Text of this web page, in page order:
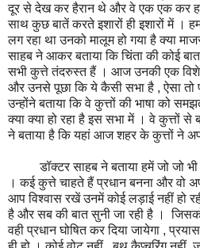
दूर से देख कर हैरान थे और वे एक एक कर
साथ कुछ बातें करते इशारों ही इशारों में ।
लग रहा था उनको मालूम हो गया है क्या
साहब ने आकर बताया कि चिंता की कोई
सभी कुत्ते तंदरुस्त हैं । आज उनकी एक
और उनसे पूछा कि ये कैसी सभा है , ऐसा तो
उन्होंने बताया कि वे कुत्तों की भाषा को
क्या क्या हो रहा है इस सभा में । वे
ने बताया है कि यहां आज शहर के कुत्तों ने
डॉक्टर साहब ने बताया हमें जो जो
। कई कुत्ते चाहते हैं प्रधान बनना और वो
आप विश्वास रखें उनमें कोई लड़ाई नहीं हो
है और सब की बात सुनी जा रही है ।
वही प्रधान घोषित कर दिया जायेगा ,